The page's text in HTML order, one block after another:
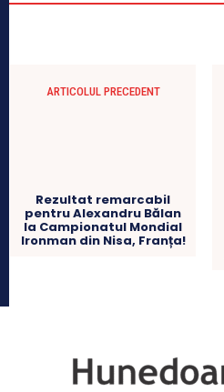
ARTICOLUL PRECEDENT
Rezultat remarcabil
pentru Alexandru Bălan
la Campionatul Mondial
Ironman din Nisa, Franța!